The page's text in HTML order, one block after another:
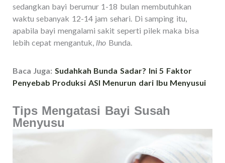
sedangkan bayi berumur 1-18 bulan membutuhkan
waktu sebanyak 12-14 jam sehari. Di samping itu,
apabila bayi mengalami sakit seperti pilek maka bisa
lebih cepat mengantuk, lho Bunda.
Baca Juga: Sudahkah Bunda Sadar? Ini 5 Faktor
Penyebab Produksi ASI Menurun dari Ibu Menyusui
Tips Mengatasi Bayi Susah
Menyusu